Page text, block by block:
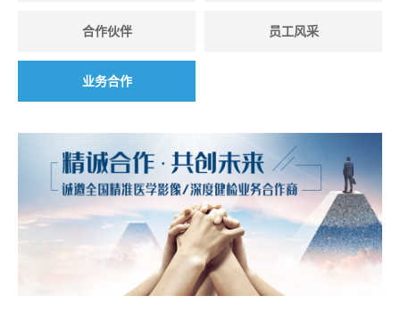
合作伙伴 员工风采
业务合作